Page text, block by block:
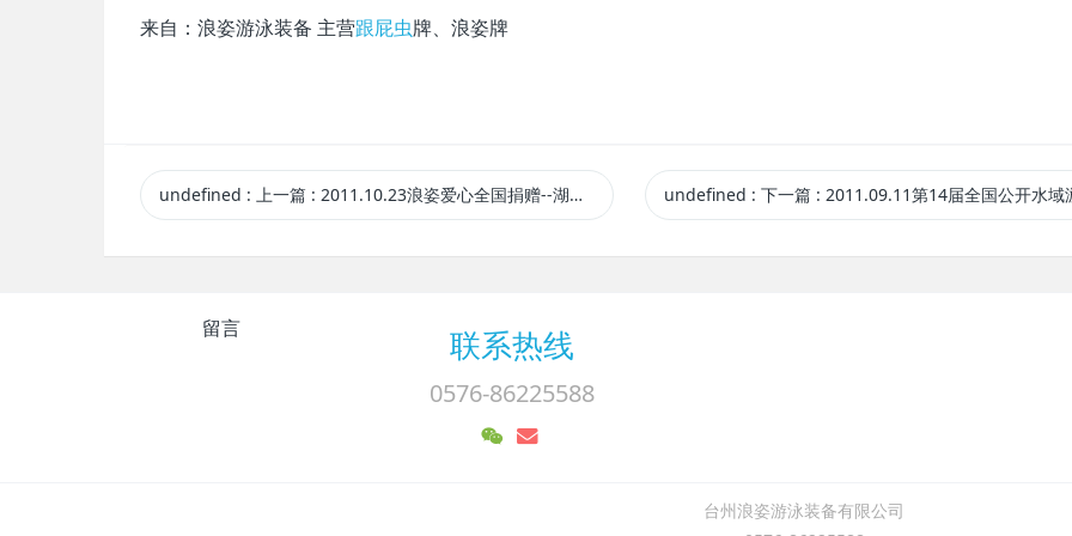
来自：浪姿游泳装备 主营跟屁虫牌、浪姿牌
undefined : 上一篇 : 2011.10.23浪姿爱心全国捐赠--湖北站 undefined : 下一篇 : 2011.09.11第14届全国公开水域游泳锦标赛--指定游泳安全
留言 联系热线
0576-86225588
台州浪姿游泳装备有限公司